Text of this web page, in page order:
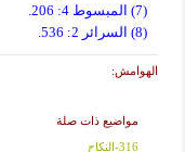
(7) المبسوط 4: 206.
(8) السرائر 2: 536.
الهوامش:
مواضيع ذات صلة
316-النکاح